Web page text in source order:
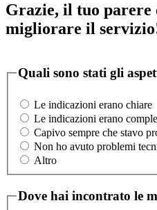
Grazie, il tuo parere
migliorare il
Quali sono stati gli
Le indicazioni erano chiare
Le indicazioni erano
Capivo sempre che stavo
Non ho avuto problemi
Altro
Dove hai incontrato le